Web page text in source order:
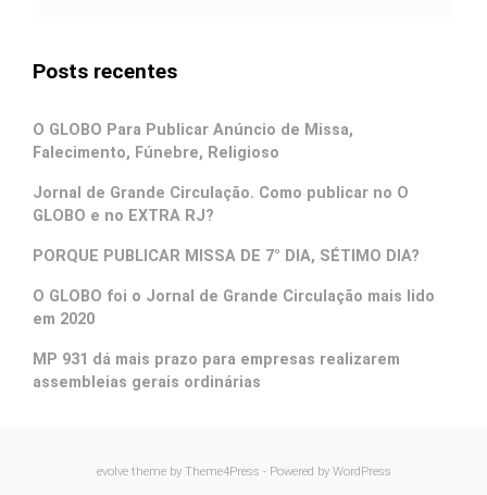
Posts recentes
O GLOBO Para Publicar Anúncio de Missa,
Falecimento, Fúnebre, Religioso
Jornal de Grande Circulação. Como publicar no O
GLOBO e no EXTRA RJ?
PORQUE PUBLICAR MISSA DE 7° DIA, SÉTIMO DIA?
O GLOBO foi o Jornal de Grande Circulação mais lido
em 2020
MP 931 dá mais prazo para empresas realizarem
assembleias gerais ordinárias
evolvetheme by Theme4Press - Powered by WordPress